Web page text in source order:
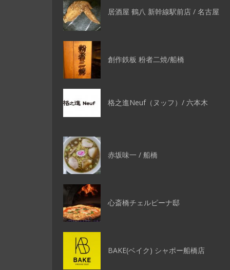
居酒屋 鶴八 新幹線駅前店 / 名古屋
創作鉄板 粉者二焼/船橋
格之進Neuf（ヌッフ）/ 六本木
赤坂味一 / 船橋
心斎橋チェルピーナ邸
BAKE(ベイク) シャポー船橋店